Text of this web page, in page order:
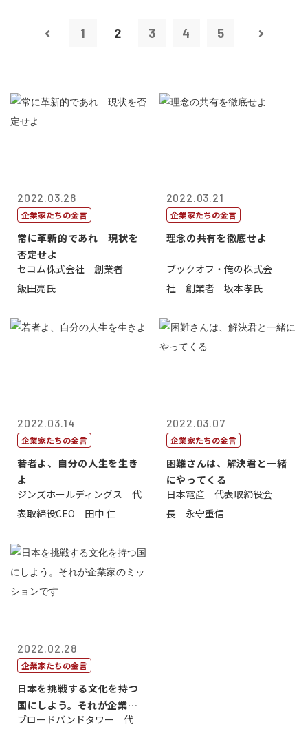
1 2 3 4 5
2022.03.28
企業家たちの金言
常に革新的であれ 現状を
否定せよ
セコム株式会社 創業者
飯田亮氏
2022.03.21
企業家たちの金言
理念の共有を徹底せよ
ブックオフ・俺の株式会
社 創業者 坂本孝氏
2022.03.14
企業家たちの金言
若者よ、自分の人生を生き
よ
ジンズホールディングス 代
表取締役CEO 田中 仁
2022.03.07
企業家たちの金言
困難さんは、解決君と一緒
にやってくる
日本電産 代表取締役会
長 永守重信
2022.02.28
企業家たちの金言
日本を挑戦する文化を持つ
国にしよう。それが企業家
のミッション...
ブロードバンドタワー 代